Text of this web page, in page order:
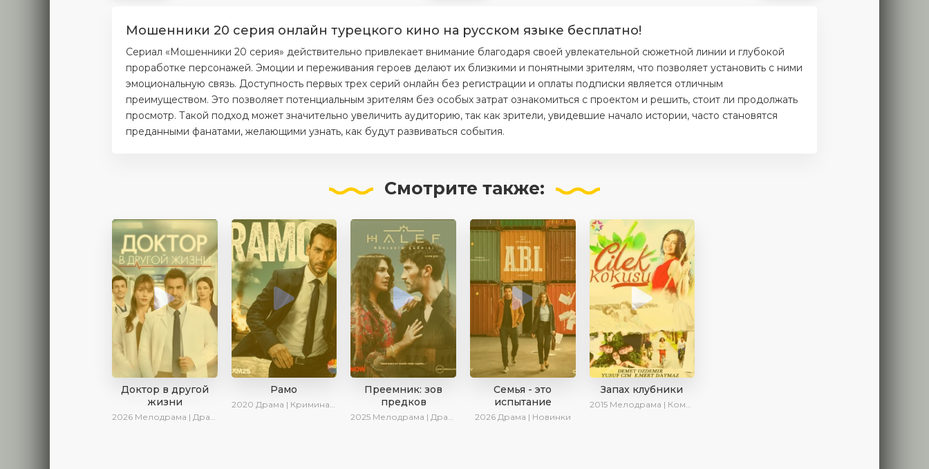
Мошенники 20 серия онлайн турецкого кино на русском языке бесплатно!
Сериал «Мошенники 20 серия» действительно привлекает внимание благодаря своей увлекательной сюжетной линии и глубокой
проработке персонажей. Эмоции и переживания героев делают их близкими и понятными зрителям, что позволяет установить с ними
эмоциональную связь. Доступность первых трех серий онлайн без регистрации и оплаты подписки является отличным
преимуществом. Это позволяет потенциальным зрителям без особых затрат ознакомиться с проектом и решить, стоит ли продолжать
просмотр. Такой подход может значительно увеличить аудиторию, так как зрители, увидевшие начало истории, часто становятся
преданными фанатами, желающими узнать, как будут развиваться события.
Смотрите также:
Доктор в другой
жизни
2026 Мелодрама | Драма | AlisaDirilis | Новинки
Рамо
2020 Драма | Криминал | SesDizi | Ирина Котова
Преемник: зов
предков
2025 Мелодрама | Драма | SesDizi | AlisaDirilis | Новинки | Сериалы 2025
Семья - это
испытание
2026 Драма | Новинки
Запах клубники
2015 Мелодрама | Комедия